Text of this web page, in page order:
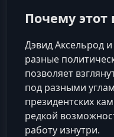
Почему этот
Дэвид Аксельрод
разные
позволяет
под разными
президентских
редкой
работу изнутри.